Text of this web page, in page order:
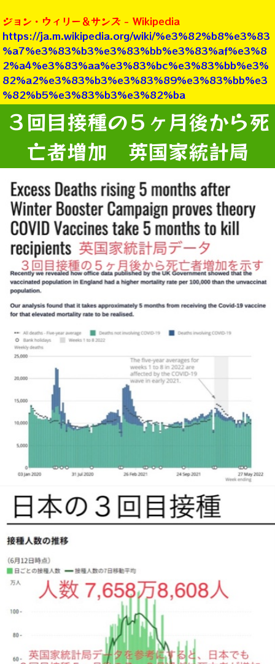
ジョン・ウィリー＆サンズ - Wikipedia
https://ja.m.wikipedia.org/wiki/%e3%82%b8%e3%83
%a7%e3%83%b3%e3%83%bb%e3%83%af%e3%8
2%a4%e3%83%aa%e3%83%bc%e3%83%bb%e3%
82%a2%e3%83%b3%e3%83%89%e3%83%bb%e3
%82%b5%e3%83%b3%e3%82%ba
３回目接種の５ヶ月後から死
亡者増加 英国家統計局